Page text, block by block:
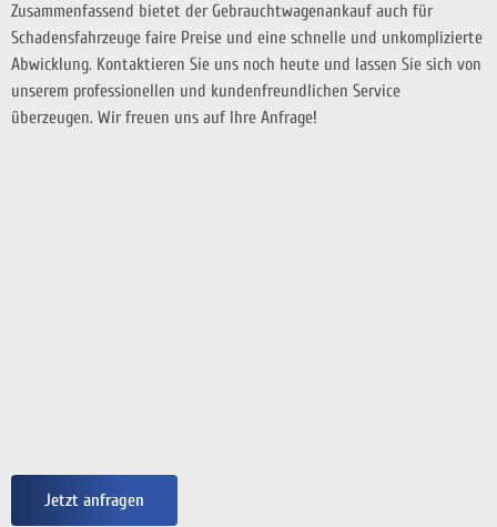
Zusammenfassend bietet der Gebrauchtwagenankauf auch für
Schadensfahrzeuge faire Preise und eine schnelle und unkomplizierte
Abwicklung. Kontaktieren Sie uns noch heute und lassen Sie sich von
unserem professionellen und kundenfreundlichen Service
überzeugen. Wir freuen uns auf Ihre Anfrage!
Jetzt anfragen